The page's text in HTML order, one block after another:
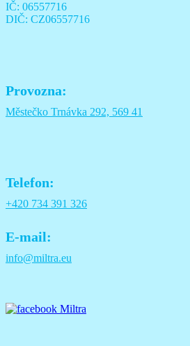
IČ: 06557716
DIČ: CZ06557716
Provozna:
Městečko Trnávka 292, 569 41
Telefon:
+420 734 391 326
E-mail:
info@miltra.eu